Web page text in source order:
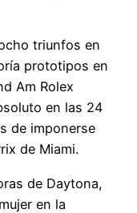
triunfos en
prototipos en
Am Rolex
en las 24
de imponerse
de Miami.
de Daytona,
en la